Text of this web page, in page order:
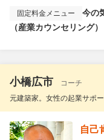
固定料金メニュー
今の
（産業カウンセリング）
小橋広市
コーチ
元建築家。女性の起業サポ
自己